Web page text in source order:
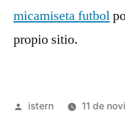
micamiseta futbol
propio sitio.
Publicado
istern
11 de